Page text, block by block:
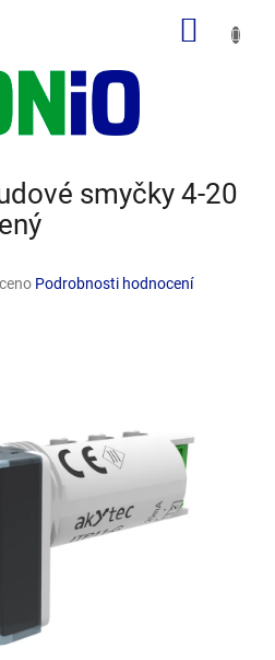
smyčky 4-20
Podrobnosti hodnocení